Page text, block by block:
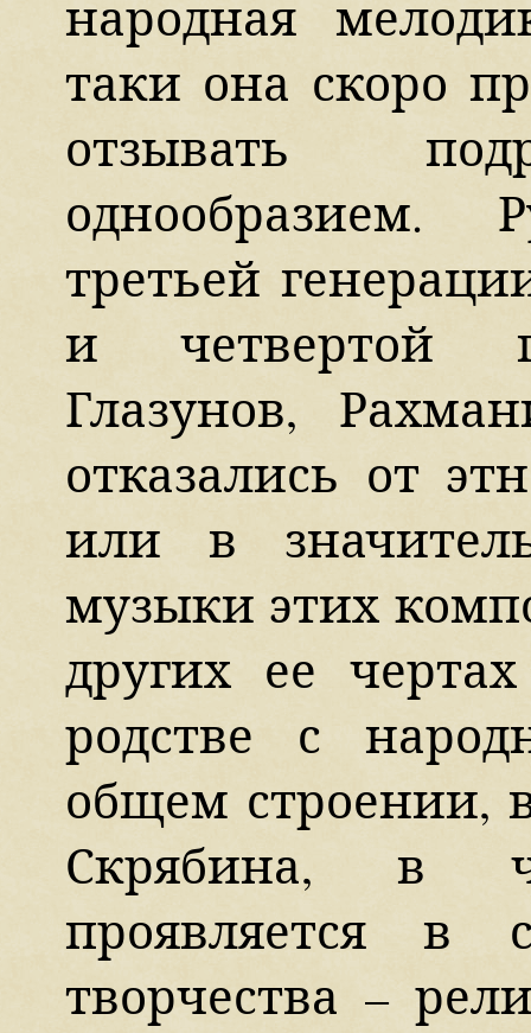
народная
таки она скоро
отзывать
однообразием.
третьей
и четвертой
Глазунов,
отказались от
или в
музыки этих
других ее
родстве с
общем строении,
Скрябина, в
проявляется в
творчества –